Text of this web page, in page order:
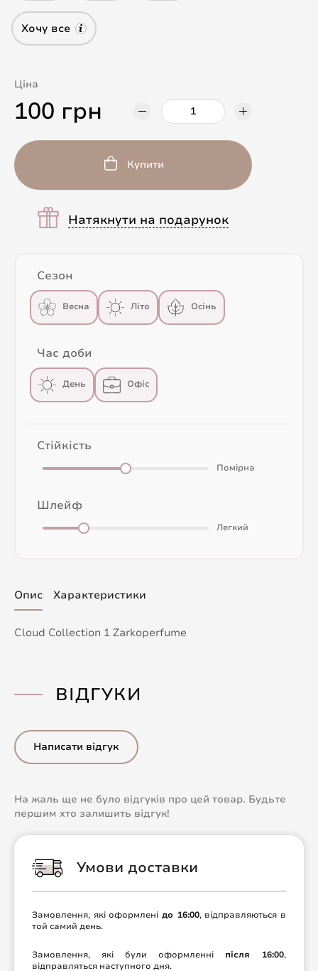
Хочу все
Ціна
100 грн
Купити
Натякнути на подарунок
Сезон
Весна Літо Осінь
Час доби
День Офіс
Стійкість
Помірна
Шлейф
Легкий
Опис Характеристики
Cloud Collection 1 Zarkoperfume
ВІДГУКИ
Написати відгук
На жаль ще не було відгуків про цей товар. Будьте
першим хто залишить відгук!
Умови доставки
Замовлення, які оформлені до 16:00, відправляються в
той самий день.
Замовлення, які були оформленні після 16:00,
відправляться наступного дня.